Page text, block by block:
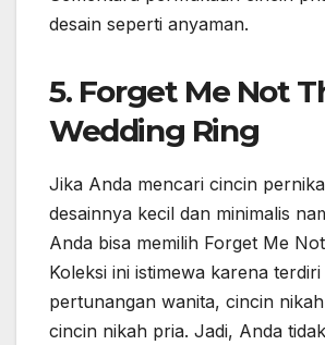
desain seperti anyaman.
5. Forget Me Not
Wedding Ring
Jika Anda mencari cincin
desainnya kecil dan minimalis
Anda bisa memilih Forget Me
Koleksi ini istimewa karena
pertunangan wanita, cincin
cincin nikah pria. Jadi, Anda